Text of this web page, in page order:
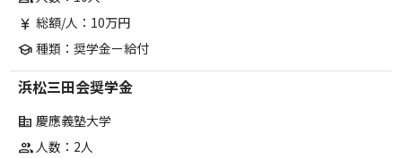
currency_yen 総額/人：10万円
school 種類：奨学金ー給付
浜松三田会奨学金
corporate_fare 慶應義塾大学
group 人数：2人